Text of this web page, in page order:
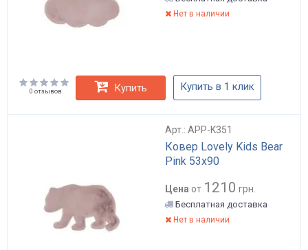
Нет в наличии
0 отзывов Купить Купить в 1 клик
Арт.: APP-K351
Ковер Lovely Kids Bear
Pink 53x90
Цена от 1210 грн.
Бесплатная доставка
Нет в наличии